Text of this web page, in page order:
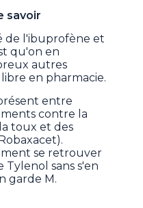
savoir
de l'ibuprofène et
qu'on en
autres
en pharmacie.
entre
contre la
toux et des
se retrouver
sans s'en
garde M.